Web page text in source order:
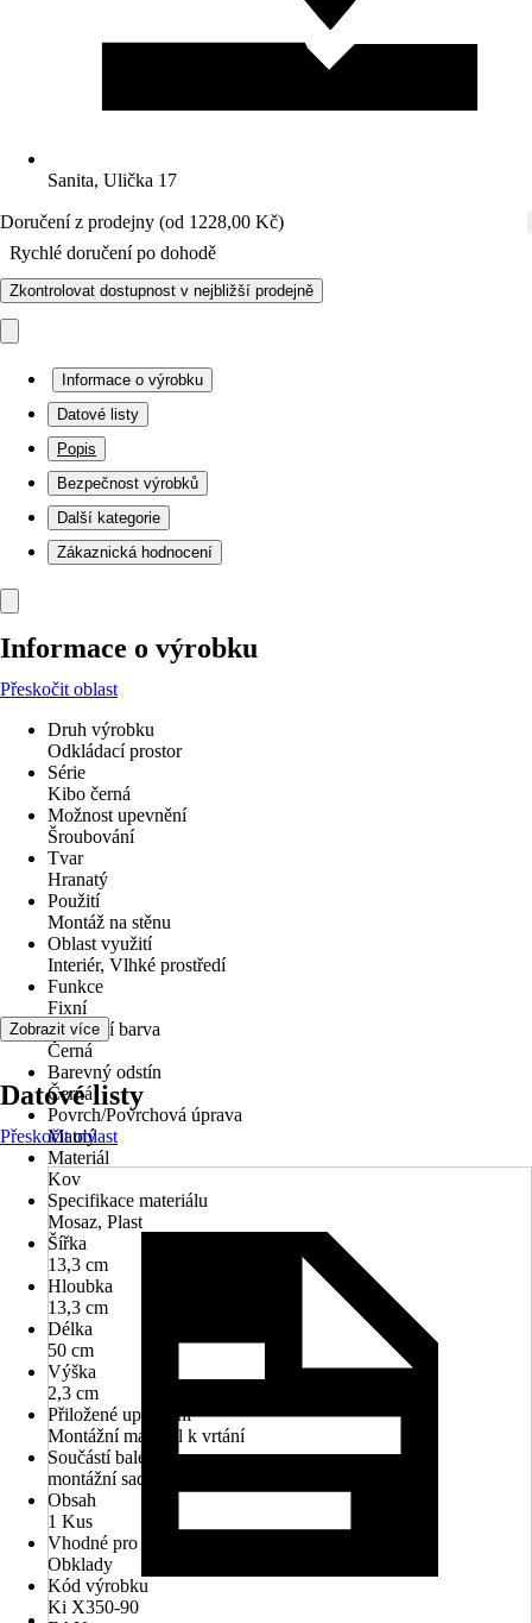
Sanita, Ulička 17
Doručení z prodejny (od 1228,00 Kč)
Rychlé doručení po dohodě
Zkontrolovat dostupnost v nejbližší prodejně
Informace o výrobku
Datové listy
Popis
Bezpečnost výrobků
Další kategorie
Zákaznická hodnocení
Informace o výrobku
Přeskočit oblast
Druh výrobku
Odkládací prostor
Série
Kibo černá
Možnost upevnění
Šroubování
Tvar
Hranatý
Použití
Montáž na stěnu
Oblast využití
Interiér, Vlhké prostředí
Funkce
Fixní
Základní barva
Černá
Barevný odstín
Černá
Povrch/Povrchová úprava
Matný
Materiál
Kov
Specifikace materiálu
Mosaz, Plast
Šířka
13,3 cm
Hloubka
13,3 cm
Délka
50 cm
Výška
2,3 cm
Přiložené upevnění
Montážní materiál k vrtání
Součástí balení
montážní sada
Obsah
1 Kus
Vhodné pro
Obklady
Kód výrobku
Ki X350-90
Zobrazit více
Datové listy
Přeskočit oblast